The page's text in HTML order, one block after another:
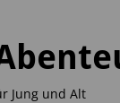
Jung und Alt